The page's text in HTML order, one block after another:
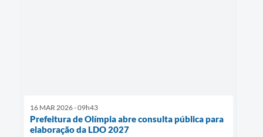
16 MAR 2026 - 09h43
Prefeitura de Olímpia abre consulta pública para
elaboração da LDO 2027